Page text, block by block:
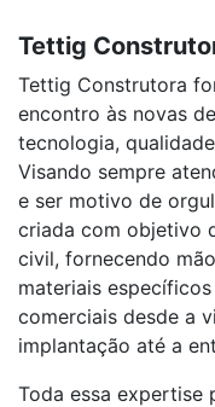
Tettig
Tettig Construtora
encontro às novas
tecnologia,
Visando sempre
e ser motivo de
criada com objetivo
civil, fornecendo
materiais
comerciais desde a
implantação até a
Toda essa expertise